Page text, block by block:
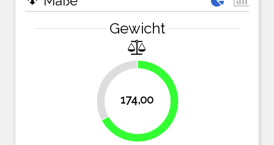
Gewicht
174,00
32.8%
67.2%